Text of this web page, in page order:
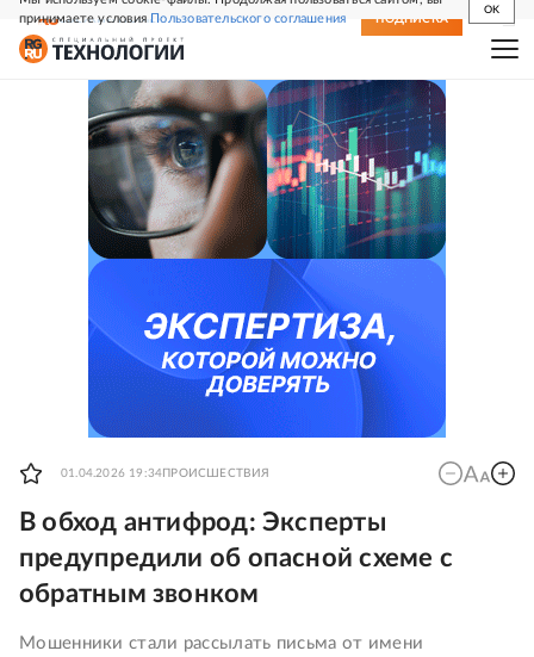
принимаете условияПользовательского соглашения
OK
СВЕЖИЙ НОМЕР ПОДПИСКА
01.04.2026 19:34 ПРОИСШЕСТВИЯ
В обход антифрод: Эксперты
предупредили об опасной схеме с
обратным звонком
Мошенники стали рассылать письма от имени